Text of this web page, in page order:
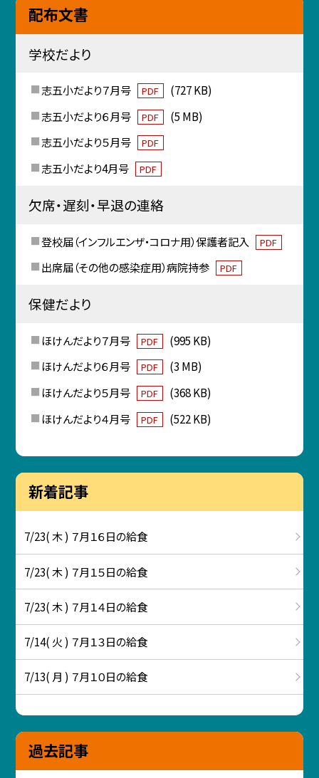
配布文書
学校だより
志五小だより７月号 PDF
(727 KB)
志五小だより６月号
PDF
(5 MB)
志五小だより５月号
PDF
志五小だより4月号 PDF
欠席・遅刻・早退の連絡
登校届（インフルエンザ・コロナ用）保護者記入 PDF
出席届（その他の感染症用）病院持参 PDF
保健だより
ほけんだより７月号 PDF
(995 KB)
ほけんだより６月号
PDF
(3 MB)
ほけんだより５月号
PDF
(368 KB)
ほけんだより４月号
PDF (522 KB)
新着記事
7/23( 木 ) ７月１６日の給食
7/23( 木 ) ７月１５日の給食
7/23( 木 ) ７月１４日の給食
7/14( 火 ) ７月１３日の給食
7/13( 月 ) ７月１０日の給食
過去記事